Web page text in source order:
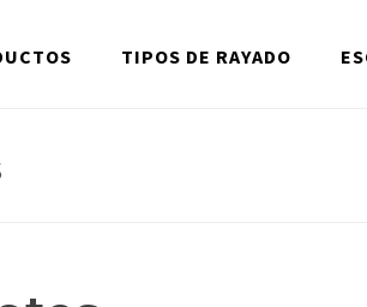
TIPOS DE RAYADO